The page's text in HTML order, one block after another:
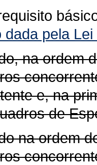
dada pela
na ordem
e, na
de
na ordem